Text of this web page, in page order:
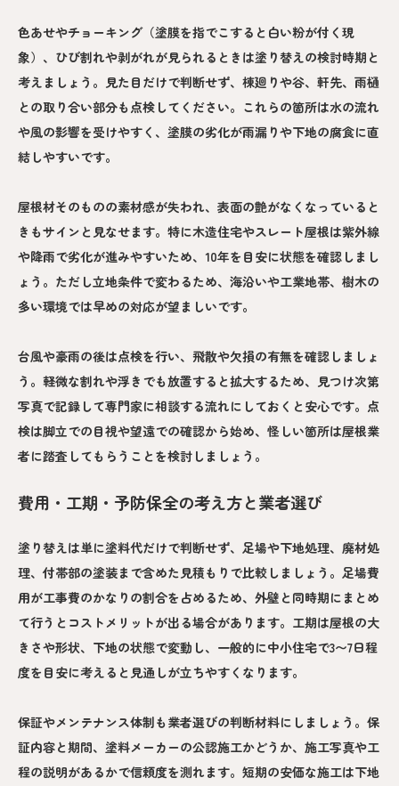
色あせやチョーキング（塗膜を指でこすると白い粉が付く現
象）、ひび割れや剥がれが見られるときは塗り替えの検討時期と
考えましょう。見た目だけで判断せず、棟廻りや谷、軒先、雨樋
との取り合い部分も点検してください。これらの箇所は水の流れ
や風の影響を受けやすく、塗膜の劣化が雨漏りや下地の腐食に直
結しやすいです。
屋根材そのものの素材感が失われ、表面の艶がなくなっていると
きもサインと見なせます。特に木造住宅やスレート屋根は紫外線
や降雨で劣化が進みやすいため、10年を目安に状態を確認しまし
ょう。ただし立地条件で変わるため、海沿いや工業地帯、樹木の
多い環境では早めの対応が望ましいです。
台風や豪雨の後は点検を行い、飛散や欠損の有無を確認しましょ
う。軽微な割れや浮きでも放置すると拡大するため、見つけ次第
写真で記録して専門家に相談する流れにしておくと安心です。点
検は脚立での目視や望遠での確認から始め、怪しい箇所は屋根業
者に踏査してもらうことを検討しましょう。
費用・工期・予防保全の考え方と業者選び
塗り替えは単に塗料代だけで判断せず、足場や下地処理、廃材処
理、付帯部の塗装まで含めた見積もりで比較しましょう。足場費
用が工事費のかなりの割合を占めるため、外壁と同時期にまとめ
て行うとコストメリットが出る場合があります。工期は屋根の大
きさや形状、下地の状態で変動し、一般的に中小住宅で3〜7日程
度を目安に考えると見通しが立ちやすくなります。
保証やメンテナンス体制も業者選びの判断材料にしましょう。保
証内容と期間、塗料メーカーの公認施工かどうか、施工写真や工
程の説明があるかで信頼度を測れます。短期の安価な施工は下地